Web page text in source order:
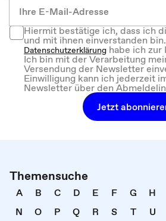
Hiermit bestätige ich, dass ich
und mit ihnen einverstanden
Datenschutzerklärung habe ich zur
Ich bin mit der Verarbeitung
Versendung der Newsletter
Einwilligung kann ich jederzeit
Newsletter über den
Jetzt
Themensuche
A B C D E F G H
N
O P Q R S T U